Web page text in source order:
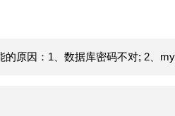
原因：1、数据库密码不对; 2、